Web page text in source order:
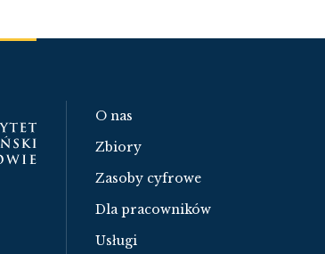
O nas
Zbiory
Zasoby cyfrowe
Dla pracowników
Usługi